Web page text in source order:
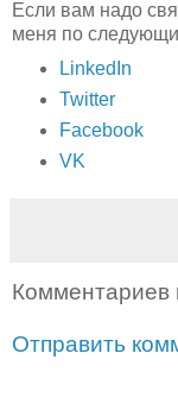
Если вам надо
меня по
LinkedIn
Twitter
Facebook
VK
Комментариев
Отправить